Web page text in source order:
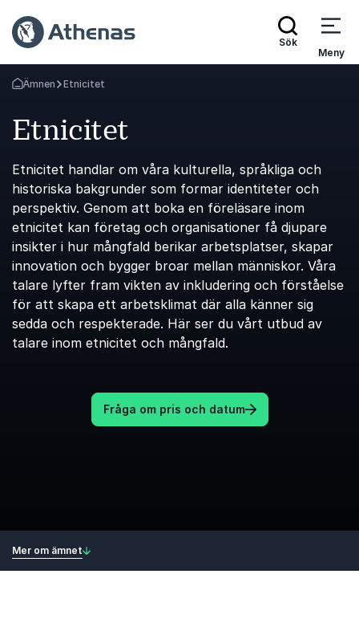
Sök
Meny
Gå tillbaka till startsidan
Ämnen Etnicitet
Etnicitet
Etnicitet handlar om våra kulturella, språkliga och
historiska bakgrunder som formar identiteter och
perspektiv. Genom att boka en föreläsare inom
etnicitet kan företag och organisationer få djupare
insikter i hur mångfald berikar arbetsplatser, skapar
innovation och bygger broar mellan människor. Våra
talare lyfter fram vikten av inkludering och förståelse
för att skapa ett arbetsklimat där alla känner sig
sedda och respekterade. Här ser du vårt utbud av
talare inom etnicitet och mångfald.
Fråga om pris och datum
Mer om ämnet